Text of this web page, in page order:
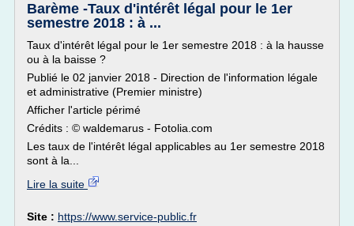
Barème -Taux d'intérêt légal pour le 1er
semestre 2018 : à ...
Taux d'intérêt légal pour le 1er semestre 2018 : à la hausse
ou à la baisse ?
Publié le 02 janvier 2018 - Direction de l'information légale
et administrative (Premier ministre)
Afficher l'article périmé
Crédits : © waldemarus - Fotolia.com
Les taux de l'intérêt légal applicables au 1er semestre 2018
sont à la...
Lire la suite
Site : https://www.service-public.fr